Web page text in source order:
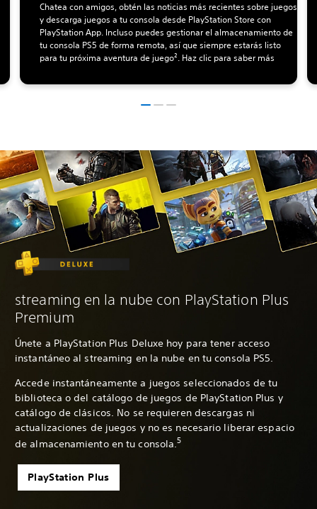
Chatea con amigos, obtén las noticias más recientes sobre juegos
y descarga juegos a tu consola desde PlayStation Store con
PlayStation App. Incluso puedes gestionar el almacenamiento de
tu consola PS5 de forma remota, así que siempre estarás listo
para tu próxima aventura de juego². Haz clic para saber más
streaming en la nube con PlayStation Plus
Premium
Únete a PlayStation Plus Deluxe hoy para tener acceso
instantáneo al streaming en la nube en tu consola PS5.
Accede instantáneamente a juegos seleccionados de tu
biblioteca o del catálogo de juegos de PlayStation Plus y
catálogo de clásicos. No se requieren descargas ni
actualizaciones de juegos y no es necesario liberar espacio
de almacenamiento en tu consola.5
PlayStation Plus